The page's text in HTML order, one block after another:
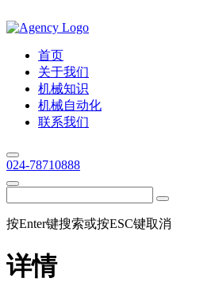
首页
关于我们
机械知识
机械自动化
联系我们
024-78710888
按Enter键搜索或按ESC键取消
详情